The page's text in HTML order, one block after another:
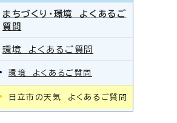
まちづくり・環境 よくあるご
質問
環境 よくあるご質問
環境 よくあるご質問
日立市の天気 よくあるご質問